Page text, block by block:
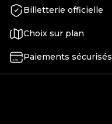
Billetterie officielle
Choix sur plan
Paiements sécurisés